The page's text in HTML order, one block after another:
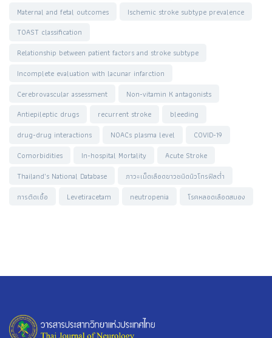
Maternal and fetal outcomes
Ischemic stroke subtype prevalence
TOAST classification
Relationship between patient factors and stroke subtype
Incomplete evaluation with lacunar infarction
Cerebrovascular assessment
Non-vitamin K antagonists
Antiepileptic drugs
recurrent stroke
bleeding
drug-drug interactions
NOACs plasma level
COVID-19
Comorbidities
In-hospital Mortality
Acute Stroke
Thailand’s National Database
ภาวะเม็ดเลือดขาวชนิดนิวโทรฟิลต่ำ
การติดเชื้อ
Levetiracetam neutropenia โรคหลอดเลือดสมอง